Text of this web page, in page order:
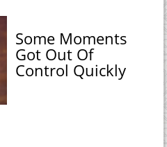
Some Moments
Got Out Of
Control Quickly